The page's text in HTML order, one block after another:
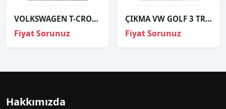
VOLKSWAGEN T-CROSS SAĞ SOL LEDLİ SİS FARI 2GM-941-662 2GM-941-661
Fiyat Sorunuz
ÇIKMA VW GOLF 3 TRW-M 1H6 941 531 N 1H6941531N FAR ANAHTARI
Fiyat Sorunuz
Hakkımızda